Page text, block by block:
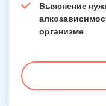
Выяснение
организме